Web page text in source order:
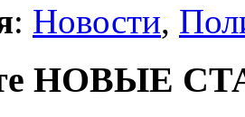
: Новости,
НОВЫЕ